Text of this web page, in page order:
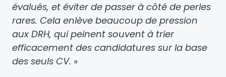
évalués, et éviter de passer à côté de perles
rares. Cela enlève beaucoup de pression
aux DRH, qui peinent souvent à trier
efficacement des candidatures sur la base
des seuls CV. »